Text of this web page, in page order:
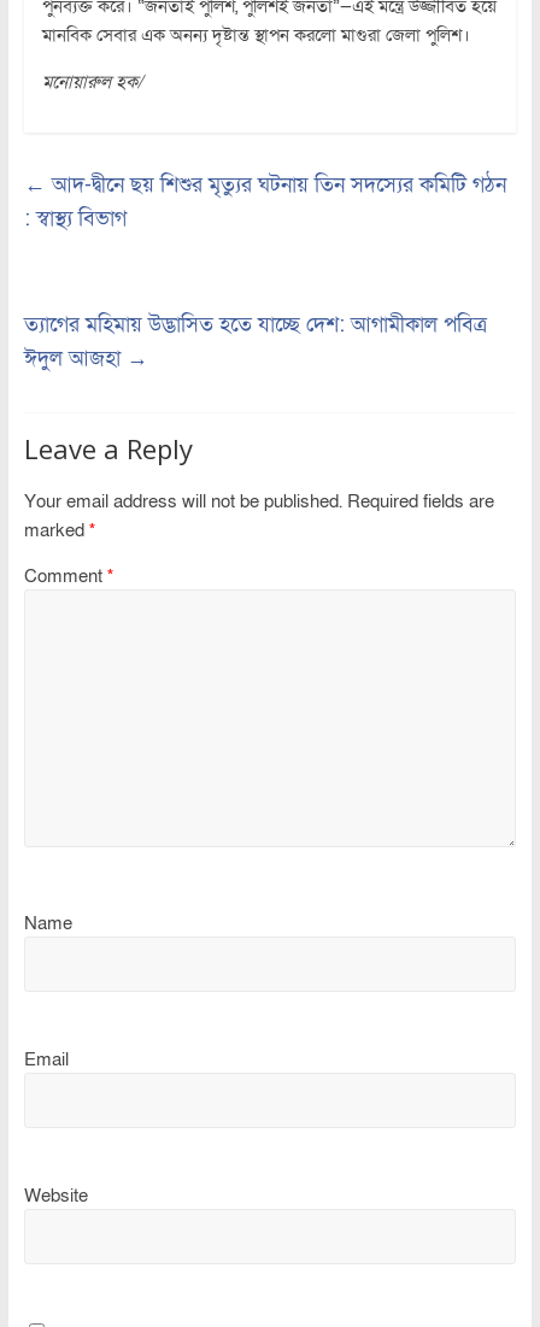
পুনর্ব্যক্ত করে। “জনতাই পুলিশ, পুলিশই জনতা”—এই মন্ত্রে উজ্জীবিত হয়ে
মানবিক সেবার এক অনন্য দৃষ্টান্ত স্থাপন করলো মাগুরা জেলা পুলিশ।
মনোয়ারুল হক/
← আদ-দ্বীনে ছয় শিশুর মৃত্যুর ঘটনায় তিন সদস্যের কমিটি গঠন
: স্বাস্থ্য বিভাগ
ত্যাগের মহিমায় উদ্ভাসিত হতে যাচ্ছে দেশ: আগামীকাল পবিত্র
ঈদুল আজহা →
Leave a Reply
Your email address will not be published. Required fields are
marked *
Comment *
Name
Email
Website